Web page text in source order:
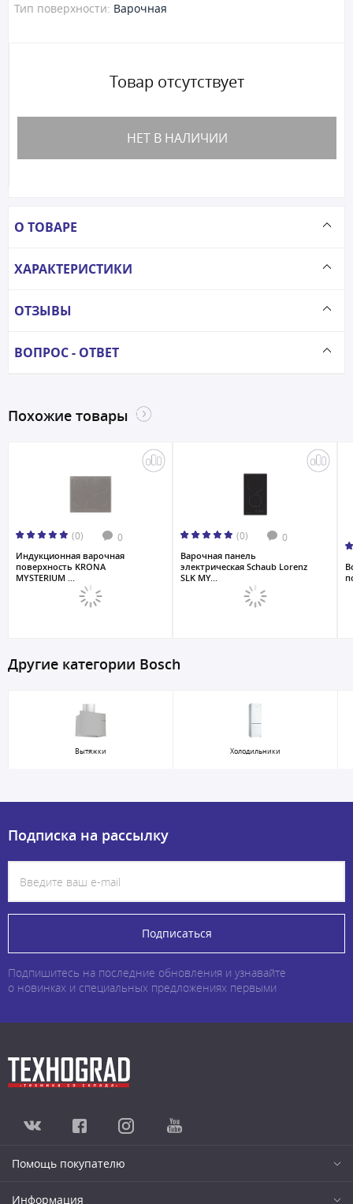
Тип поверхности: Варочная
Товар отсутствует
НЕТ В НАЛИЧИИ
О ТОВАРЕ
ХАРАКТЕРИСТИКИ
ОТЗЫВЫ
ВОПРОС - ОТВЕТ
Похожие товары
(0) 0
Индукционная варочная
поверхность KRONA
MYSTERIUM ...
(0) 0
Варочная панель
электрическая Schaub Lorenz
SLK MY...
Другие категории Bosch
Вытяжки Холодильники
Подписка на рассылку
Подписаться
Подпишитесь на последние обновления и узнавайте
о новинках и специальных предложениях первыми
Помощь покупателю
Информация